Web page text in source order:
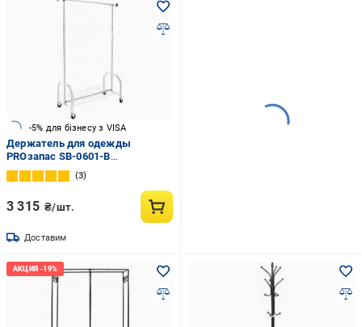
-5% для бізнесу з VISA
Держатель для одежды
PROзапас SB-0601-B
1210x510x1780 мм передвижной
на колесах хром
3
3 315 ₴/шт.
Доставим